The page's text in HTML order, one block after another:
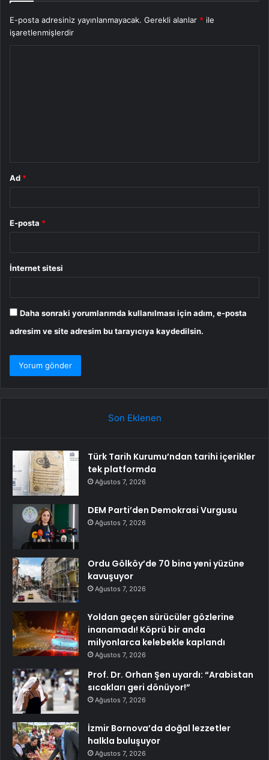
E-posta adresiniz yayınlanmayacak. Gerekli alanlar * ile
işaretlenmişlerdir
Ad *
E-posta *
İnternet sitesi
Daha sonraki yorumlarımda kullanılması için adım, e-posta
adresim ve site adresim bu tarayıcıya kaydedilsin.
Son Eklenen
Türk Tarih Kurumu’ndan tarihi içerikler
tek platformda
Ağustos 7, 2026
DEM Parti’den Demokrasi Vurgusu
Ağustos 7, 2026
Ordu Gölköy’de 70 bina yeni yüzüne
kavuşuyor
Ağustos 7, 2026
Yoldan geçen sürücüler gözlerine
inanamadı! Köprü bir anda
milyonlarca kelebekle kaplandı
Ağustos 7, 2026
Prof. Dr. Orhan Şen uyardı: “Arabistan
sıcakları geri dönüyor!”
Ağustos 7, 2026
İzmir Bornova’da doğal lezzetler
halkla buluşuyor
Ağustos 7, 2026